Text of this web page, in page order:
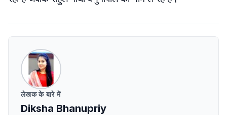
लेखक के बारे में
Diksha Bhanupriy